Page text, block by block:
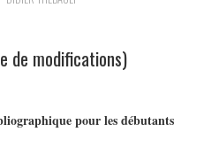
de modifications)
pour les débutants